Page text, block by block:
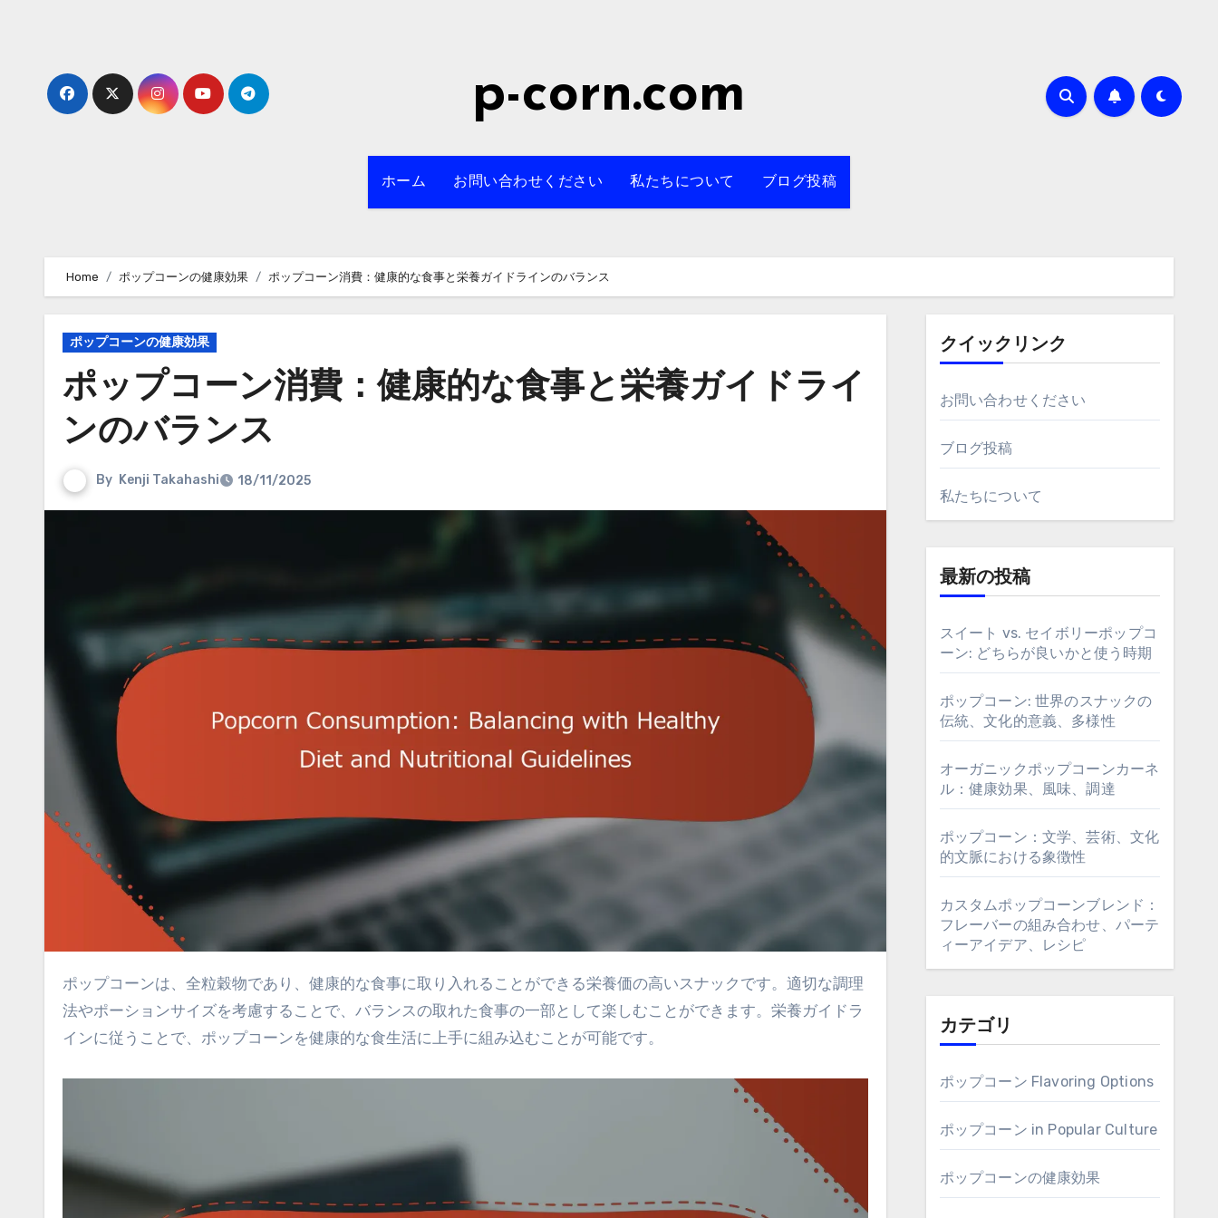
p-corn.com
ホーム お問い合わせください 私たちについて ブログ投稿
Home ポップコーンの健康効果 ポップコーン消費：健康的な食事と栄養ガイドラインのバランス
ポップコーンの健康効果
ポップコーン消費：健康的な食事と栄養ガイドライ
ンのバランス
By Kenji Takahashi 18/11/2025
ポップコーンは、全粒穀物であり、健康的な食事に取り入れることができる栄養価の高いスナックです。適切な調理
法やポーションサイズを考慮することで、バランスの取れた食事の一部として楽しむことができます。栄養ガイドラ
インに従うことで、ポップコーンを健康的な食生活に上手に組み込むことが可能です。
クイックリンク
お問い合わせください
ブログ投稿
私たちについて
最新の投稿
スイート vs. セイボリーポップコ
ーン: どちらが良いかと使う時期
ポップコーン: 世界のスナックの
伝統、文化的意義、多様性
オーガニックポップコーンカーネ
ル：健康効果、風味、調達
ポップコーン：文学、芸術、文化
的文脈における象徴性
カスタムポップコーンブレンド：
フレーバーの組み合わせ、パーテ
ィーアイデア、レシピ
カテゴリ
ポップコーン Flavoring Options
ポップコーン in Popular Culture
ポップコーンの健康効果